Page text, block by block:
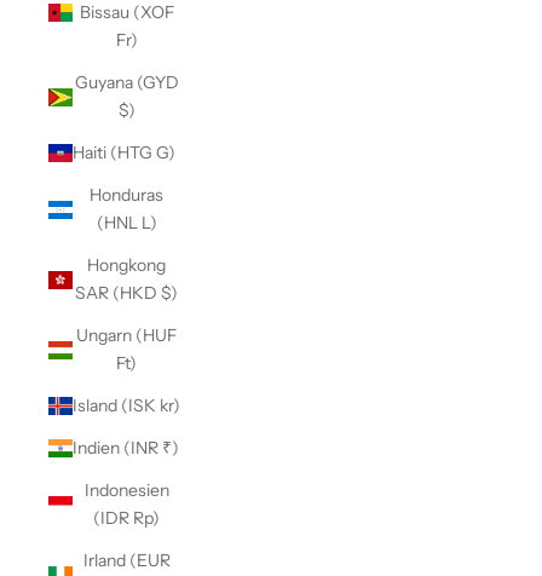
Bissau (XOF
Fr)
Guyana (GYD
$)
Haiti (HTG G)
Honduras
(HNL L)
Hongkong
SAR (HKD $)
Ungarn (HUF
Ft)
Island (ISK kr)
Indien (INR ₹)
Indonesien
(IDR Rp)
Irland (EUR